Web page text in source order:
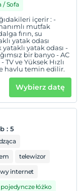
/ Sofa
içerir : -
mutfak
fırın, su
yatak odası
yatak odası -
bir banyo - AC
ve Yüksek Hızlı
havlu temin edilir.
Wybierz datę
: 5
telewizor
internet
łóżko